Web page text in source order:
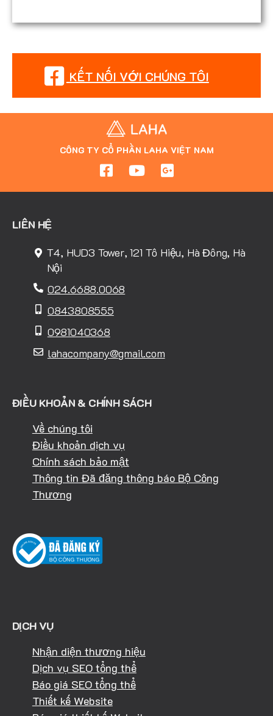
KẾT NỐI VỚI CHÚNG TÔI
CÔNG TY CỔ PHẦN LAHA VIỆT NAM
LIÊN HỆ
T4, HUD3 Tower, 121 Tô Hiệu, Hà Đông, Hà
Nội
024.6688.0068
0843808555
0981040368
lahacompany@gmail.com
ĐIỀU KHOẢN & CHÍNH SÁCH
Về chúng tôi
Điều khoản dịch vụ
Chính sách bảo mật
Thông tin Đã đăng thông báo Bộ Công
Thương
DỊCH VỤ
Nhận diện thương hiệu
Dịch vụ SEO tổng thể
Báo giá SEO tổng thể
Thiết kế Website